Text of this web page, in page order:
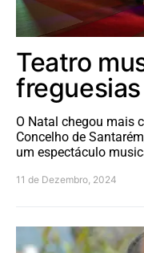
Teatro
O Natal chegou mais
Concelho de
um espectáculo
11 de Dezembro, 2024